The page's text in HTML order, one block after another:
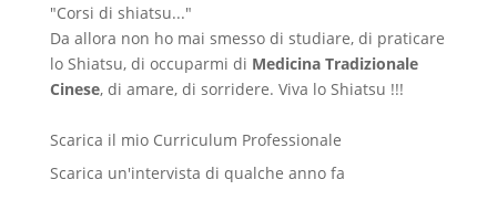
"Corsi di shiatsu..."
Da allora non ho mai smesso di studiare, di praticare
lo Shiatsu, di occuparmi di Medicina Tradizionale
Cinese, di amare, di sorridere. Viva lo Shiatsu !!!
Scarica il mio Curriculum Professionale
Scarica un'intervista di qualche anno fa